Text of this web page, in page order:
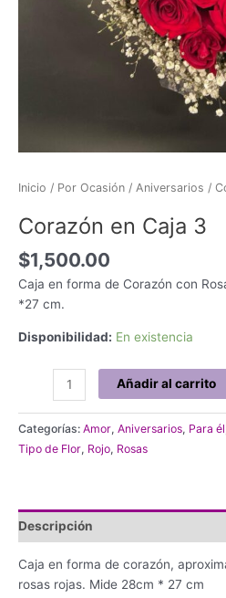
Inicio / Por Ocasión / Aniversarios /
Corazón en Caja 3
$1,500.00
Caja en forma de Corazón con
*27 cm.
Disponibilidad: En existencia
Caja
3
cantidad
Añadir al carrito
Categorías: Amor, Aniversarios, Para él
Tipo de Flor, Rojo, Rosas
Descripción
Caja en forma de corazón,
rosas rojas. Mide 28cm * 27 cm